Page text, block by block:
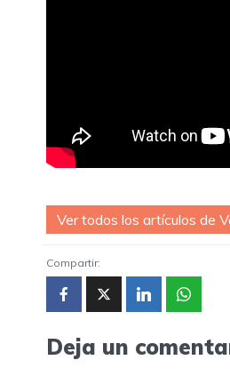
Ver todos los artículos de
Compartir:
Deja un